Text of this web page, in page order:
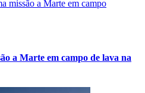
a Marte em campo de lava na